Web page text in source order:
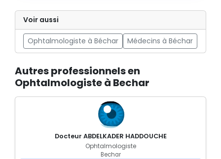
Voir aussi
Ophtalmologiste à Béchar Médecins à Béchar
Autres professionnels en
Ophtalmologiste à Bechar
Docteur ABDELKADER HADDOUCHE
Ophtalmologiste
Bechar